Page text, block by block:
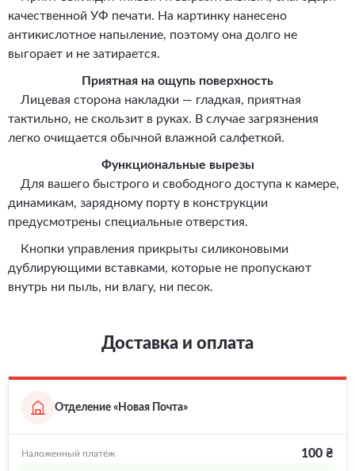
качественной УФ печати. На картинку нанесено
антикислотное напыление, поэтому она долго не
выгорает и не затирается.
Приятная на ощупь поверхность
Лицевая сторона накладки — гладкая, приятная
тактильно, не скользит в руках. В случае загрязнения
легко очищается обычной влажной салфеткой.
Функциональные вырезы
Для вашего быстрого и свободного доступа к камере,
динамикам, зарядному порту в конструкции
предусмотрены специальные отверстия.
Кнопки управления прикрыты силиконовыми
дублирующими вставками, которые не пропускают
внутрь ни пыль, ни влагу, ни песок.
Доставка и оплата
Отделение «Новая Почта»
Наложенный платёж 100 ₴